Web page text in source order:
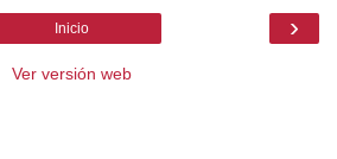
›
Inicio
Ver versión web